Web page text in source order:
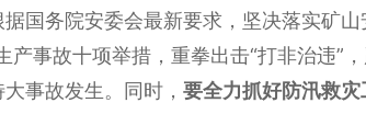
据国务院安委会最新要求，坚决落实矿
事故十项举措，重拳出击“打非治违”
事故发生。同时， 要全力抓好防汛救